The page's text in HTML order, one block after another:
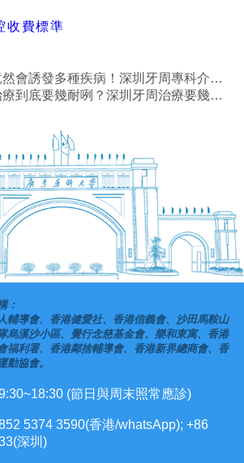
收費標準
會誘發多種疾病！深圳牙周專科介紹收費！
到底要幾耐咧？深圳牙周治療要幾錢？
：
輔導會、香港健愛社、香港信義會、沙田馬鞍山
烏溪沙小區、覺行念慈基金會、樂和東寓、香港
福利署、香港鄰捨輔導會、香港新界總商會、香
動協會。
(節日與周末照常應診)
5374 3590(香港/whatsApp); +86
深圳)